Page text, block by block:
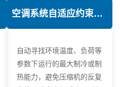
空调系统自适应约束控制技术
自动寻找环境温度、负荷等
参数下运行的最大制冷或制
热能力，避免压缩机的反复